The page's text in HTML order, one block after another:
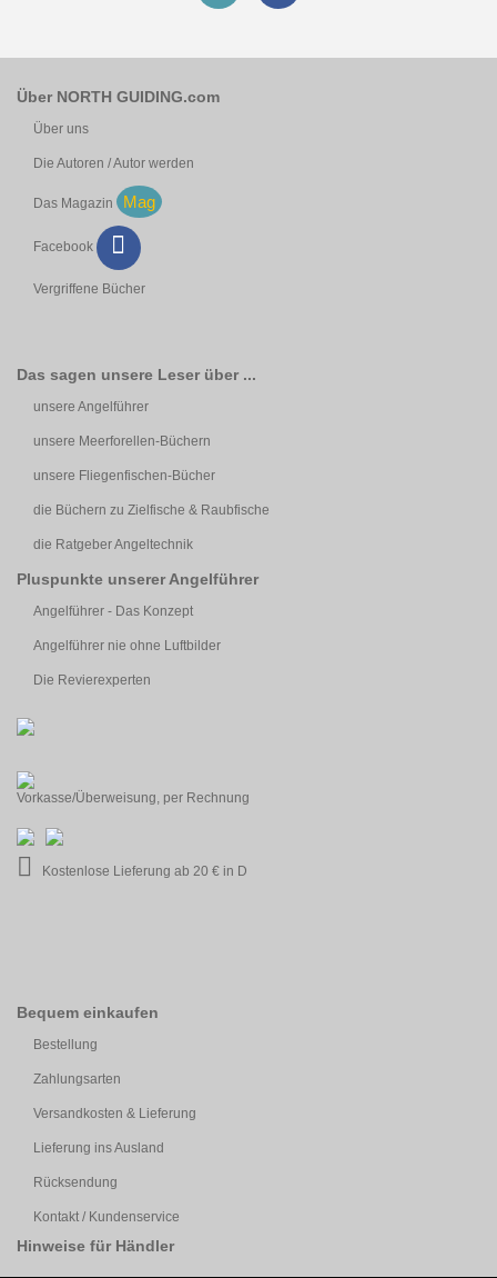
Über NORTH GUIDING.com
Über uns
Die Autoren / Autor werden
Das Magazin Mag
Facebook
Vergriffene Bücher
Das sagen unsere Leser über ...
unsere Angelführer
unsere Meerforellen-Büchern
unsere Fliegenfischen-Bücher
die Büchern zu Zielfische & Raubfische
die Ratgeber Angeltechnik
Pluspunkte unserer Angelführer
Angelführer - Das Konzept
Angelführer nie ohne Luftbilder
Die Revierexperten
Vorkasse/Überweisung, per Rechnung
Kostenlose Lieferung ab 20 € in D
Bequem einkaufen
Bestellung
Zahlungsarten
Versandkosten & Lieferung
Lieferung ins Ausland
Rücksendung
Kontakt / Kundenservice
Hinweise für Händler